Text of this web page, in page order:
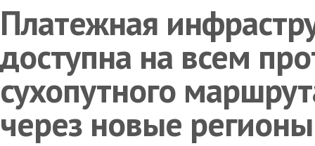
Платежная
доступна на всем
сухопутного
через новые регионы